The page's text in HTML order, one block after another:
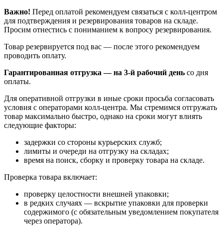
Важно! Перед оплатой рекомендуем связаться с колл‑центром
для подтверждения и резервирования товаров на складе.
Просим отнестись с пониманием к вопросу резервирования.
Товар резервируется под вас — после этого рекомендуем
проводить оплату.
Гарантированная отгрузка — на 3‑й рабочий день со дня
оплаты.
Для оперативной отгрузки в иные сроки просьба согласовать
условия с операторами колл‑центра. Мы стремимся отгружать
товар максимально быстро, однако на сроки могут влиять
следующие факторы:
задержки со стороны курьерских служб;
лимиты и очереди на отгрузку на складах;
время на поиск, сборку и проверку товара на складе.
Проверка товара включает:
проверку целостности внешней упаковки;
в редких случаях — вскрытие упаковки для проверки
содержимого (с обязательным уведомлением покупателя
через оператора).